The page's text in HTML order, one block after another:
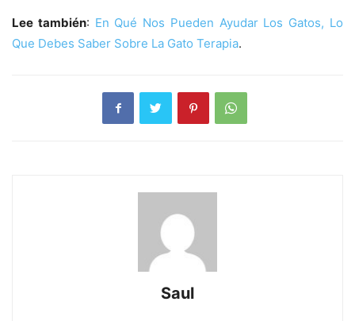
Lee también: En Qué Nos Pueden Ayudar Los Gatos, Lo
Que Debes Saber Sobre La Gato Terapia.
Saul